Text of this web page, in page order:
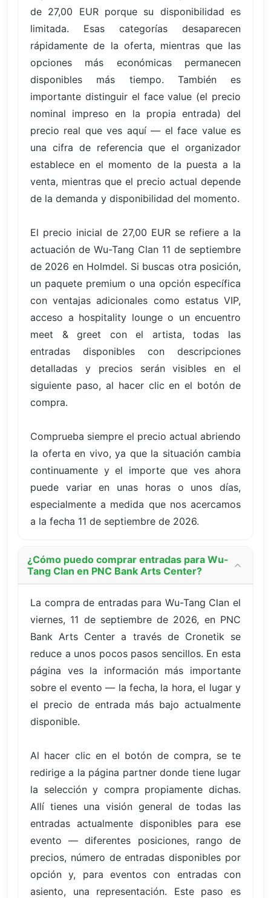
de 27,00 EUR porque su disponibilidad es
limitada. Esas categorías desaparecen
rápidamente de la oferta, mientras que las
opciones más económicas permanecen
disponibles más tiempo. También es
importante distinguir el face value (el precio
nominal impreso en la propia entrada) del
precio real que ves aquí — el face value es
una cifra de referencia que el organizador
establece en el momento de la puesta a la
venta, mientras que el precio actual depende
de la demanda y disponibilidad del momento.
El precio inicial de 27,00 EUR se refiere a la
actuación de Wu-Tang Clan 11 de septiembre
de 2026 en Holmdel. Si buscas otra posición,
un paquete premium o una opción específica
con ventajas adicionales como estatus VIP,
acceso a hospitality lounge o un encuentro
meet & greet con el artista, todas las
entradas disponibles con descripciones
detalladas y precios serán visibles en el
siguiente paso, al hacer clic en el botón de
compra.
Comprueba siempre el precio actual abriendo
la oferta en vivo, ya que la situación cambia
continuamente y el importe que ves ahora
puede variar en unas horas o unos días,
especialmente a medida que nos acercamos
a la fecha 11 de septiembre de 2026.
¿Cómo puedo comprar entradas para Wu-
Tang Clan en PNC Bank Arts Center?
La compra de entradas para Wu-Tang Clan el
viernes, 11 de septiembre de 2026, en PNC
Bank Arts Center a través de Cronetik se
reduce a unos pocos pasos sencillos. En esta
página ves la información más importante
sobre el evento — la fecha, la hora, el lugar y
el precio de entrada más bajo actualmente
disponible.
Al hacer clic en el botón de compra, se te
redirige a la página partner donde tiene lugar
la selección y compra propiamente dichas.
Allí tienes una visión general de todas las
entradas actualmente disponibles para ese
evento — diferentes posiciones, rango de
precios, número de entradas disponibles por
opción y, para eventos con entradas con
asiento, una representación. Este paso es